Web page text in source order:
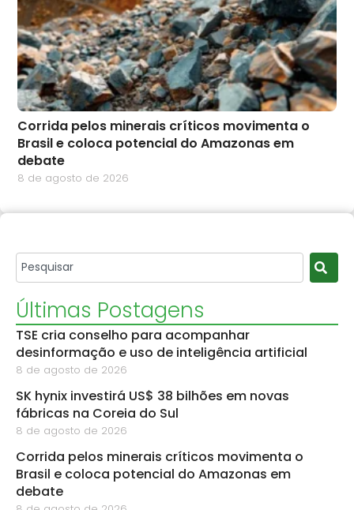
Corrida pelos minerais críticos movimenta o
Brasil e coloca potencial do Amazonas em
debate
8 de agosto de 2026
Últimas Postagens
TSE cria conselho para acompanhar
desinformação e uso de inteligência artificial
8 de agosto de 2026
SK hynix investirá US$ 38 bilhões em novas
fábricas na Coreia do Sul
8 de agosto de 2026
Corrida pelos minerais críticos movimenta o
Brasil e coloca potencial do Amazonas em
debate